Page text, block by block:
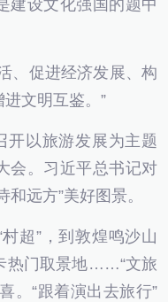
设文化强国的题中
促进经济发展、构
文明互鉴。”
以旅游发展为主题
。习近平总书记对
远方”美好图景。
超”，到敦煌鸣沙山
热门取景地……“文旅
。“跟着演出去旅行”